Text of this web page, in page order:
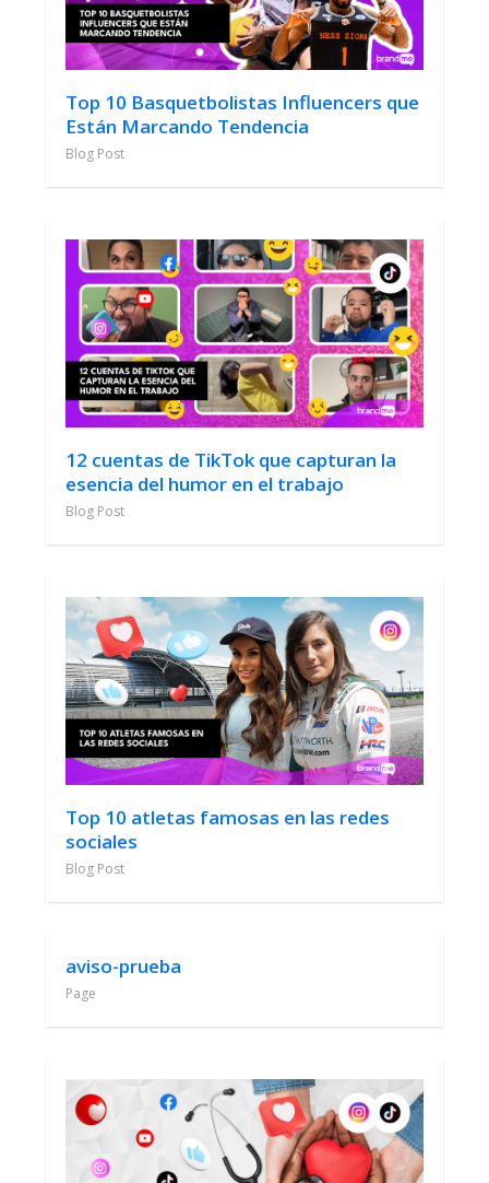
Top 10 Basquetbolistas Influencers que
Están Marcando Tendencia
Blog Post
12 cuentas de TikTok que capturan la
esencia del humor en el trabajo
Blog Post
Top 10 atletas famosas en las redes
sociales
Blog Post
aviso-prueba
Page